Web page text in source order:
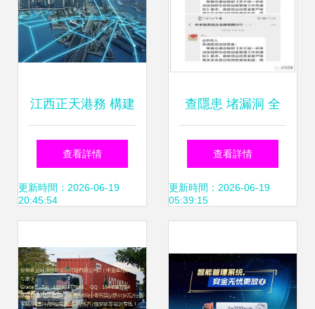
江西正天港務 構建
全方位物流服務體
系，助力區(qū)域
查看詳情
更新時間：2026-06-19
20:45:54
查隱患 堵漏洞 全
力筑牢普通道路貨
物運輸代理安全防
查看詳情
更新時間：2026-06-19
05:39:15